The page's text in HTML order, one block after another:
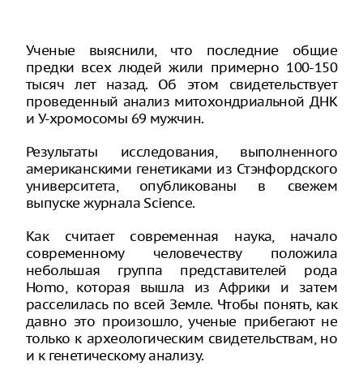
Ученые выяснили, что последние общие
предки всех людей жили примерно 100-150
тысяч лет назад. Об этом свидетельствует
проведенный анализ митохондриальной ДНК
и У-хромосомы 69 мужчин.
Результаты исследования, выполненного
американскими генетиками из Стэнфордского
университета, опубликованы в свежем
выпуске журнала Science.
Как считает современная наука, начало
современному человечеству положила
небольшая группа представителей рода
Homo, которая вышла из Африки и затем
расселилась по всей Земле. Чтобы понять, как
давно это произошло, ученые прибегают не
только к археологическим свидетельствам, но
и к генетическому анализу.